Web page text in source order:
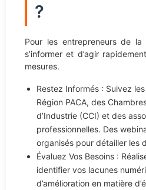
?
Pour les entrepreneurs de
s’informer et d’agir
mesures.
Restez Informés : Suivez
Région PACA, des
d’Industrie (CCI) et des
professionnelles. Des
organisés pour détailler les
Évaluez Vos Besoins :
identifier vos lacunes
d’amélioration en matière